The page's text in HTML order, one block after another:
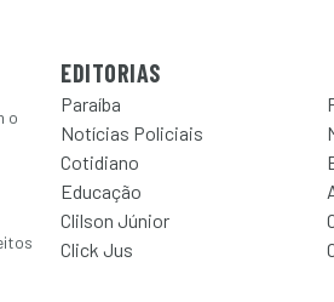
o
EDITORIAS
Paraíba
Notícias Policiais
Cotidiano
Educação
Clilson Júnior
Click Jus